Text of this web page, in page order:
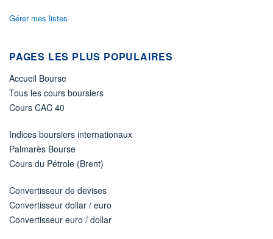
ÉLIGIBILITÉ
Non éligible
+ PORTEFEUILLE
Gérer mes listes
PAGES LES PLUS POPULAIRES
Accueil Bourse
Tous les cours boursiers
Cours CAC 40
Indices boursiers internationaux
Palmarès Bourse
Cours du Pétrole (Brent)
Convertisseur de devises
Convertisseur dollar / euro
Convertisseur euro / dollar